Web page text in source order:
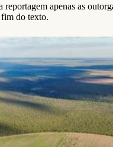
reportagem apenas as
do texto.